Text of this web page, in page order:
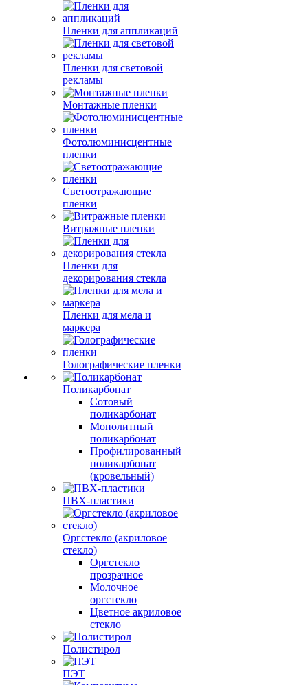
Пленки для аппликаций
Пленки для световой
рекламы
Монтажные пленки
Фотолюминисцентные
пленки
Светоотражающие
пленки
Витражные пленки
Пленки для
декорирования стекла
Пленки для мела и
маркера
Голографические пленки
Поликарбонат
Сотовый
поликарбонат
Монолитный
поликарбонат
Профилированный
поликарбонат
(кровельный)
ПВХ-пластики
Оргстекло (акриловое
стекло)
Оргстекло
прозрачное
Молочное
оргстекло
Цветное акриловое
стекло
Полистирол
ПЭТ